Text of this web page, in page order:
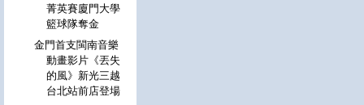
菁英賽廈門大學
籃球隊奪金
金門首支閩南音樂
動畫影片《丟失
的風》新光三越
台北站前店登場